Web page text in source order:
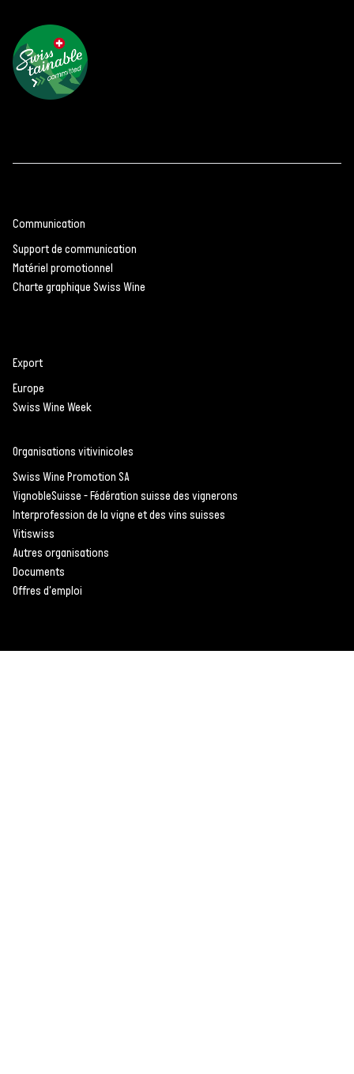
Communication
Support de communication
Matériel promotionnel
Charte graphique Swiss Wine
Export
Europe
Swiss Wine Week
Organisations vitivinicoles
Swiss Wine Promotion SA
VignobleSuisse - Fédération suisse des vignerons
Interprofession de la vigne et des vins suisses
Vitiswiss
Autres organisations
Documents
Offres d'emploi